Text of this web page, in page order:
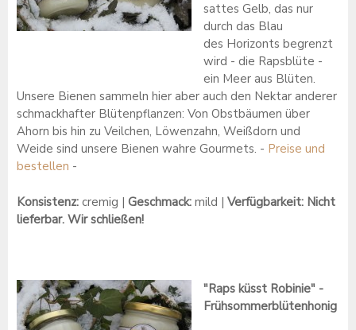
sattes Gelb, das nur
durch das Blau
des Horizonts begrenzt
wird - die Rapsblüte -
ein Meer aus Blüten.
Unsere Bienen sammeln hier aber auch den Nektar anderer
schmackhafter Blütenpflanzen: Von Obstbäumen über
Ahorn bis hin zu Veilchen, Löwenzahn, Weißdorn und
Weide sind unsere Bienen wahre Gourmets. - Preise und
bestellen -
Konsistenz: cremig | Geschmack: mild | Verfügbarkeit: Nicht
lieferbar. Wir schließen!
"Raps küsst Robinie" -
Frühsommerblütenhonig